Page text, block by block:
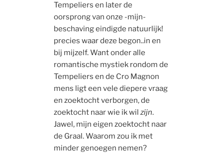
Tempeliers en later de
oorsprong van onze -mijn-
beschaving eindigde natuurlijk!
precies waar deze begon..in en
bij mijzelf. Want onder alle
romantische mystiek rondom de
Tempeliers en de Cro Magnon
mens ligt een vele diepere vraag
en zoektocht verborgen, de
zoektocht naar wie ik wilzijn.
Jawel, mijn eigen zoektocht naar
de Graal. Waarom zou ik met
minder genoegen nemen?